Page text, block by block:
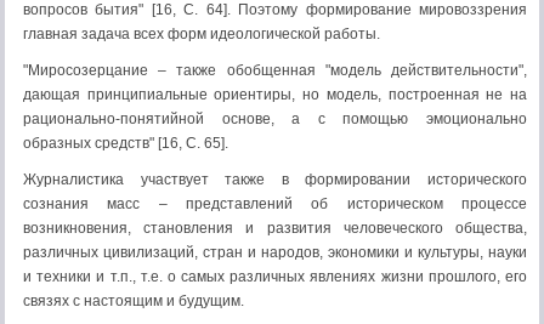
вопросов бытия" [16, С. 64]. Поэтому формирование мировоззрения
главная задача всех форм идеологической работы.
"Миросозерцание – также обобщенная "модель действительности",
дающая принципиальные ориентиры, но модель, построенная не на
рационально-понятийной основе, а с помощью эмоционально
образных средств" [16, С. 65].
Журналистика участвует также в формировании исторического
сознания масс – представлений об историческом процессе
возникновения, становления и развития человеческого общества,
различных цивилизаций, стран и народов, экономики и культуры, науки
и техники и т.п., т.е. о самых различных явлениях жизни прошлого, его
связях с настоящим и будущим.